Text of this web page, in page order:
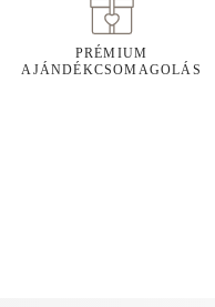
PRÉMIUM
AJÁNDÉKCSOMAGOLÁS